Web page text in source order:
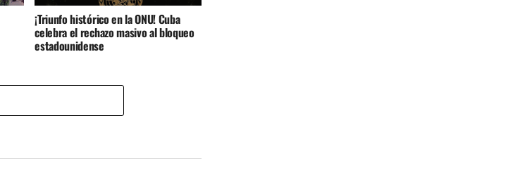
¡Triunfo histórico en la ONU! Cuba
celebra el rechazo masivo al bloqueo
estadounidense